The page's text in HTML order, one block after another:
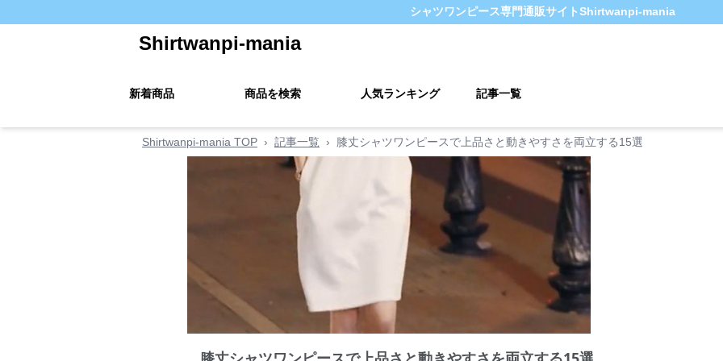
シャツワンピース専門通販サイトShirtwanpi-mania
Shirtwanpi-mania
新着商品 商品を検索 人気ランキング 記事一覧
Shirtwanpi-mania TOP › 記事一覧 › 膝丈シャツワンピースで上品さと動きやすさを両立する15選